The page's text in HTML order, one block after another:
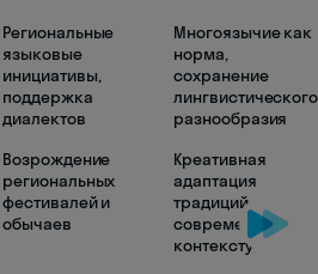
Региональные
языковые
инициативы,
поддержка
диалектов
Многоязычие как
норма,
сохранение
лингвистического
разнообразия
Возрождение
региональных
фестивалей и
обычаев
Креативная
адаптация
традиций к
современному
контексту